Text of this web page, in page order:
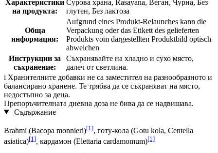
Характеристики
на продукта:
Сурова храна, Rasayana, Веган, Чурна, Без
глутен, Без лактоза
Обща
информация:
Aufgrund eines Produkt-Relaunches kann die
Verpackung oder das Etikett des gelieferten
Produkts vom dargestellten Produktbild optisch
abweichen
Инструкции за
съхранение:
Съхранявайте на хладно и сухо място,
далеч от светлина.
i Хранителните добавки не са заместител на разнообразното и
балансирано хранене. Те трябва да се съхраняват на място,
недостъпно за деца.
Препоръчителната дневна доза не бива да се надвишава.
Съдържание
Brahmi (Bacopa monnieri)[1], готу-кола (Gotu kola, Centella
asiatica)[1], кардамон (Elettaria cardamomum)[1]